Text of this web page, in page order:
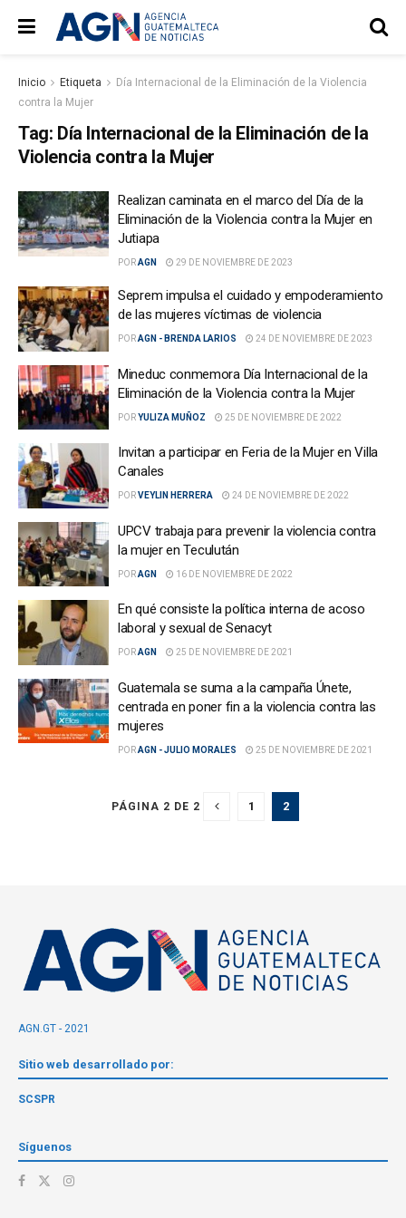
Inicio Etiqueta
Día Internacional de la Eliminación de la Violencia
contra la Mujer
Tag: Día Internacional de la Eliminación de la
Violencia contra la Mujer
Realizan caminata en el marco del Día de la
Eliminación de la Violencia contra la Mujer en
Jutiapa
PORAGN 29 DE NOVIEMBRE DE 2023
Seprem impulsa el cuidado y empoderamiento
de las mujeres víctimas de violencia
PORAGN - BRENDA LARIOS 24 DE NOVIEMBRE DE 2023
Mineduc conmemora Día Internacional de la
Eliminación de la Violencia contra la Mujer
PORYULIZA MUÑOZ 25 DE NOVIEMBRE DE 2022
Invitan a participar en Feria de la Mujer en Villa
Canales
PORVEYLIN HERRERA 24 DE NOVIEMBRE DE 2022
UPCV trabaja para prevenir la violencia contra
la mujer en Teculután
PORAGN 16 DE NOVIEMBRE DE 2022
En qué consiste la política interna de acoso
laboral y sexual de Senacyt
PORAGN 25 DE NOVIEMBRE DE 2021
Guatemala se suma a la campaña Únete,
centrada en poner fin a la violencia contra las
mujeres
PORAGN - JULIO MORALES 25 DE NOVIEMBRE DE 2021
PÁGINA 2 DE 2 1 2
AGN.GT - 2021
Sitio web desarrollado por:
SCSPR
Síguenos